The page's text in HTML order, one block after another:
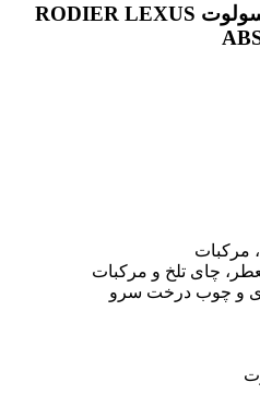
ادکلن رودیر لکسوس ابسولوت RODIER LEXUS
مرکبات
چای تلخ و مرکبات
و چوب درخت سرو